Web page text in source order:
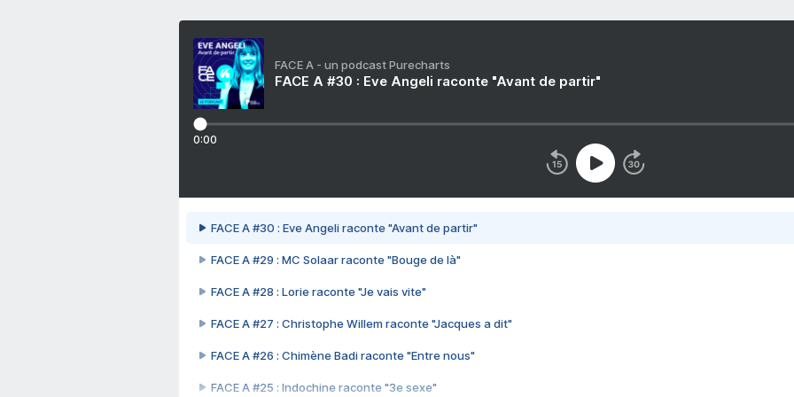
FACE A - un podcast Purecharts
FACE A #30 : Eve Angeli raconte "Avant de partir"
0:00
FACE A #30 : Eve Angeli raconte "Avant de partir"
FACE A #29 : MC Solaar raconte "Bouge de là"
FACE A #28 : Lorie raconte "Je vais vite"
FACE A #27 : Christophe Willem raconte "Jacques a dit"
FACE A #26 : Chimène Badi raconte "Entre nous"
FACE A #25 : Indochine raconte "3e sexe"